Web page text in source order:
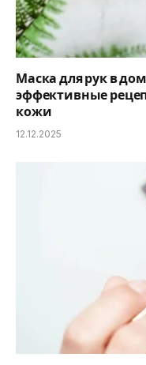
Маска для рук в
эффективные
кожи
12.12.2025